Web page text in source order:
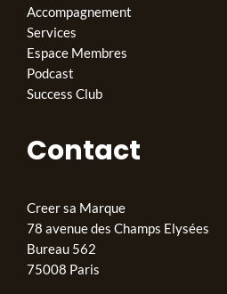
Accompagnement
Services
Espace Membres
Podcast
Success Club
Contact
Creer sa Marque
78 avenue des Champs Elysées
Bureau 562
75008 Paris